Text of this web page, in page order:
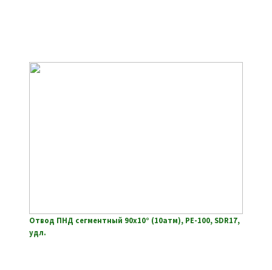
Отвод ПНД сегментный 90х10° (10атм), РЕ-100, SDR17,
удл.